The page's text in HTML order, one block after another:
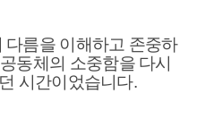
다름을 이해하고 존중하
동체의 소중함을 다시
시간이었습니다.